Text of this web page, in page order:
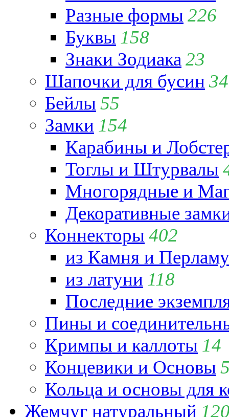
Разные формы 226
Буквы 158
Знаки Зодиака 23
Шапочки для бусин 34
Бейлы 55
Замки 154
Карабины и
Тоглы и Штурвалы
Многорядные и
Декоративные
Коннекторы 402
из Камня и
из латуни 118
Последние
Пины и
Кримпы и каллоты 14
Концевики и Основы
Кольца и основы для
Жемчуг натуральный